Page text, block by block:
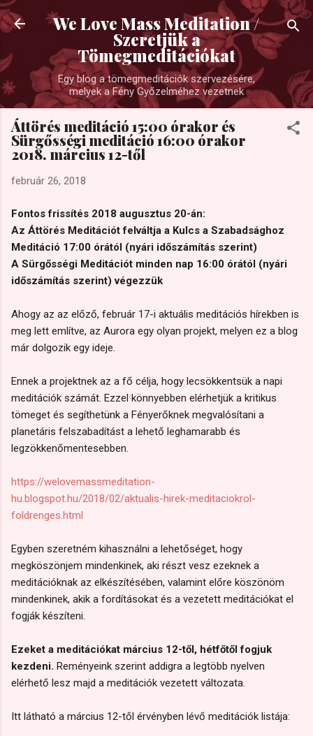
Ugrás a fő tartalomra
We Love Mass Meditation /
Szeretjük a
Tömegmeditációkat
Egy blog a tömegmeditációk szervezésére,
melyek a Fény Győzelméhez vezetnek
Áttörés meditáció 15:00 órakor és
Sürgősségi meditáció 16:00 órakor
2018. március 12-től
február 26, 2018
Fontos frissítés 2018 augusztus 20-án:
Az Áttörés Meditációt felváltja a Kulcs a Szabadsághoz
Meditáció 17:00 órától (nyári időszámítás szerint)
A Sürgősségi Meditációt minden nap 16:00 órától (nyári
időszámítás szerint) végezzük
Ahogy az az előző, február 17-i aktuális meditációs hírekben is
meg lett említve, az Aurora egy olyan projekt, melyen ez a blog
már dolgozik egy ideje.
Ennek a projektnek az a fő célja, hogy lecsökkentsük a napi
meditációk számát. Ezzel könnyebben elérhetjük a kritikus
tömeget és segíthetünk a Fényerőknek megvalósítani a
planetáris felszabadítást a lehető leghamarabb és
legzökkenőmentesebben.
https://welovemassmeditation-
hu.blogspot.hu/2018/02/aktualis-hirek-meditaciokrol-
foldrenges.html
Egyben szeretném kihasználni a lehetőséget, hogy
megköszönjem mindenkinek, aki részt vesz ezeknek a
meditációknak az elkészítésében, valamint előre köszönöm
mindenkinek, akik a fordításokat és a vezetett meditációkat el
fogják készíteni.
Ezeket a meditációkat március 12-től, hétfőtől fogjuk
kezdeni. Reményeink szerint addigra a legtöbb nyelven
elérhető lesz majd a meditációk vezetett változata.
Itt látható a március 12-től érvényben lévő meditációk listája: